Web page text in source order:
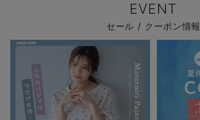
EVENT
セール / クーポン情報